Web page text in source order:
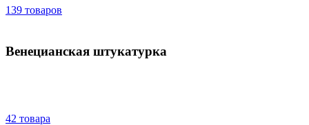
139 товаров
Венецианская штукатурка
42 товара